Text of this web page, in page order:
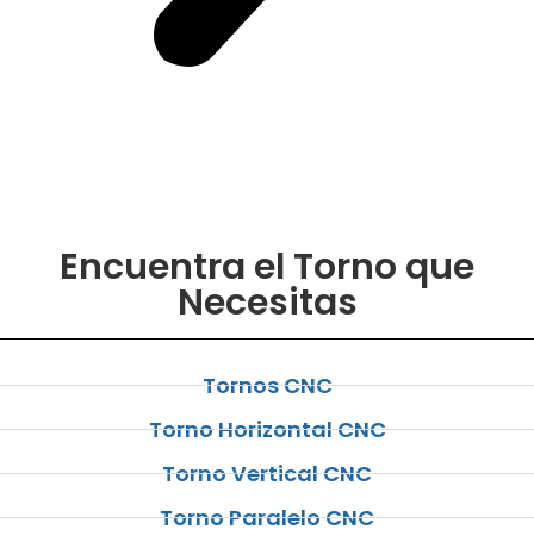
Encuentra el Torno que
Necesitas
Tornos CNC
Torno Horizontal CNC
Torno Vertical CNC
Torno Paralelo CNC